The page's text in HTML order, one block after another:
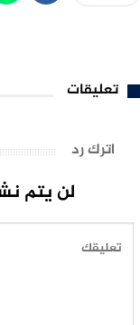
تعليقات
اترك رد
لن يتم